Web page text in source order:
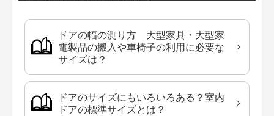
ドアの幅の測り方 大型家具・大型家
電製品の搬入や車椅子の利用に必要な
サイズは？
ドアのサイズにもいろいろある？室内
ドアの標準サイズとは？